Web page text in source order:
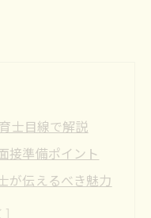
士目線で解説
接準備ポイント
が伝えるべき魅力
自己紹介の工夫